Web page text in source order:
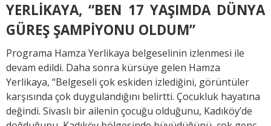
YERLİKAYA, “BEN 17 YAŞIMDA DÜNYA
GÜREŞ ŞAMPİYONU OLDUM”
Programa Hamza Yerlikaya belgeselinin izlenmesi ile
devam edildi. Daha sonra kürsüye gelen Hamza
Yerlikaya, “Belgeseli çok eskiden izlediğini, görüntüler
karşısında çok duygulandığını belirtti. Çocukluk hayatına
değindi. Sivaslı bir ailenin çocuğu olduğunu, Kadıköy’de